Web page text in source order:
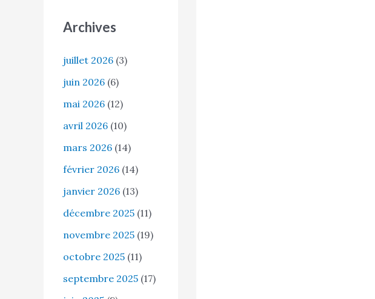
Archives
juillet 2026 (3)
juin 2026 (6)
mai 2026 (12)
avril 2026 (10)
mars 2026 (14)
février 2026 (14)
janvier 2026 (13)
décembre 2025 (11)
novembre 2025 (19)
octobre 2025 (11)
septembre 2025 (17)